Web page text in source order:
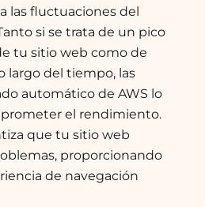
las fluctuaciones del
si se trata de un pico
tu sitio web como de
largo del tiempo, las
automático de AWS lo
el rendimiento.
que tu sitio web
proporcionando
de navegación